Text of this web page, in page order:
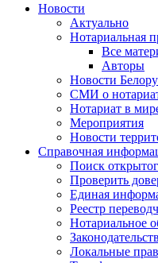
Новости
Актуально
Нотариальная
Все
Авторы
Новости
СМИ о
Нотариат в
Мероприятия
Новости
Справочная
Поиск
Проверить
Единая
Реестр
Нотариальное
Локальные